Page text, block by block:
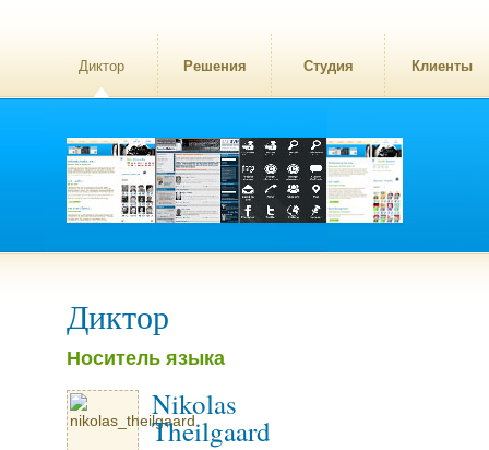
Диктор Решения Студия Клиенты
Диктор
Носитель языка
Nikolas
Theilgaard